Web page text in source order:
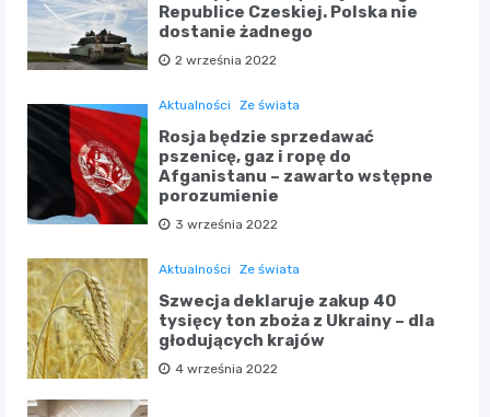
Republice Czeskiej. Polska nie
dostanie żadnego
2 września 2022
Aktualności Ze świata
Rosja będzie sprzedawać
pszenicę, gaz i ropę do
Afganistanu – zawarto wstępne
porozumienie
3 września 2022
Aktualności Ze świata
Szwecja deklaruje zakup 40
tysięcy ton zboża z Ukrainy – dla
głodujących krajów
4 września 2022